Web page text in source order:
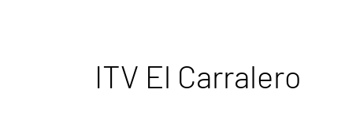
ITV El Carralero